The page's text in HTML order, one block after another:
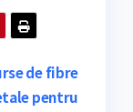
de fibre
pentru